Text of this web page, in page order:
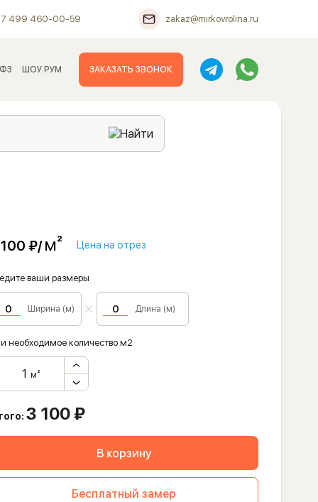
499 460-00-59 zakaz@mirkovrolina.ru
ШОУ РУМ ЗАКАЗАТЬ ЗВОНОК
₽/м² Цена на отрез
ваши размеры
Ширина (м) Длина (м)
необходимое количество м2
м²
3 100 ₽
В корзину
Бесплатный замер